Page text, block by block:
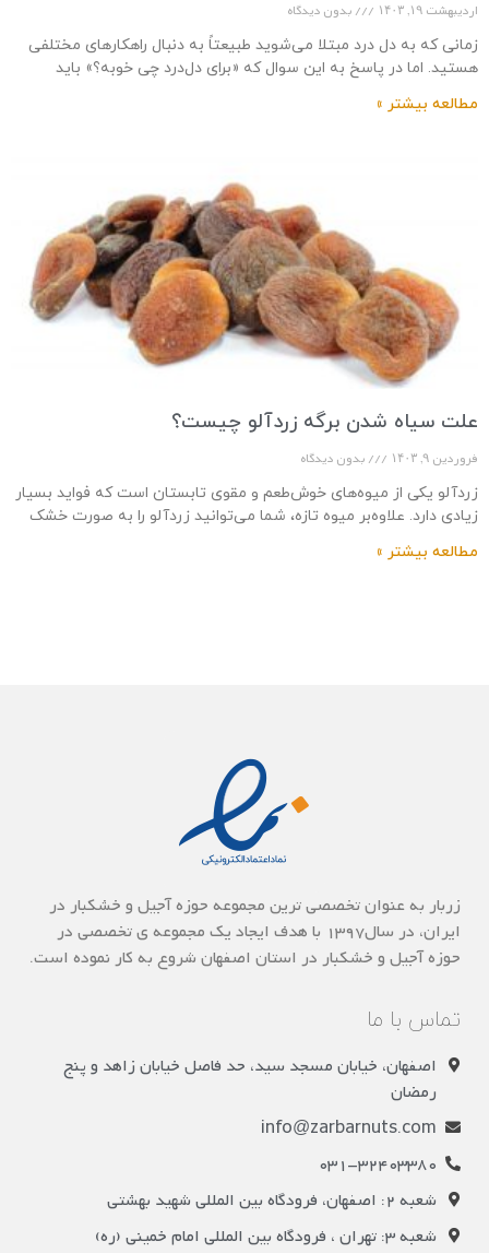
اردیبهشت ۱۹, ۱۴۰۳ بدون دیدگاه
زمانی که به دل‌ درد مبتلا می‌شوید طبیعتاً به دنبال راهکارهای مختلفی
هستید. اما در پاسخ به این سوال که «برای دل‌درد چی خوبه؟» باید
مطالعه بیشتر »
علت سیاه شدن برگه زردآلو چیست؟
فروردین ۹, ۱۴۰۳ بدون دیدگاه
زردآلو یکی از میوه‌های خوش‌طعم و مقوی تابستان است که فواید بسیار
زیادی دارد. علاوه‌بر میوه تازه، شما می‌توانید زردآلو را به صورت خشک
مطالعه بیشتر »
زربار به عنوان تخصصی ترین مجموعه حوزه آجیل و خشکبار در
ایران، در سال1397 با هدف ایجاد یک مجموعه ی تخصصی در
حوزه آجیل و خشکبار در استان اصفهان شروع به کار نموده است.
تماس با ما
اصفهان، خیابان مسجد سید، حد فاصل خیابان زاهد و پنج
رمضان
info@zarbarnuts.com
031-32403380
شعبه 2: اصفهان، فرودگاه بین المللی شهید بهشتی
شعبه 3: تهران ، فرودگاه بین المللی امام خمینی (ره)